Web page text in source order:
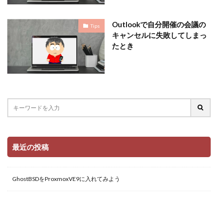
Tips
Outlookで自分開催の会議の
キャンセルに失敗してしまっ
たとき
最近の投稿
GhostBSDをProxmoxVE9に入れてみよう